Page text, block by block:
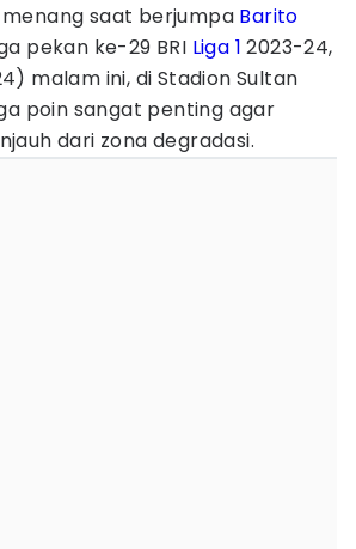
saat berjumpa Barito
pekan ke-29 BRI Liga 1 2023-24,
malam ini, di Stadion Sultan
poin sangat penting agar
dari zona degradasi.